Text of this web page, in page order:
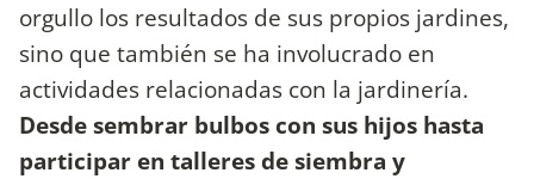
orgullo los resultados de sus propios jardines,
sino que también se ha involucrado en
actividades relacionadas con la jardinería.
Desde sembrar bulbos con sus hijos hasta
participar en talleres de siembra y